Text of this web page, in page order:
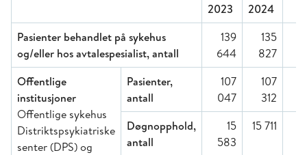
2023
2024
Pasienter behandlet på sykehus
og/eller hos avtalespesialist, antall
139
644
135
827
Offentlige
institusjoner
Offentlige sykehus
Distriktspsykiatriske
senter (DPS) og
Pasienter,
antall
107
047
107
312
Døgnopphold,
antall
15
583
15 711